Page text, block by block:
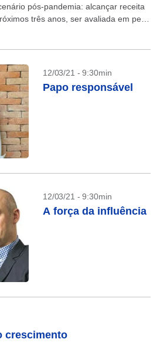
pós-pandemia: alcançar receita
três anos, ser avaliada em pelo
12/03/21 - 9:30min
Papo responsável
12/03/21 - 9:30min
A força da influência
crescimento